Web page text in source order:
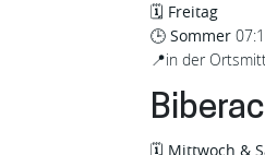
🗓️ Freitag
🕒 Sommer
📍in der
🗓️ Mittwoch &